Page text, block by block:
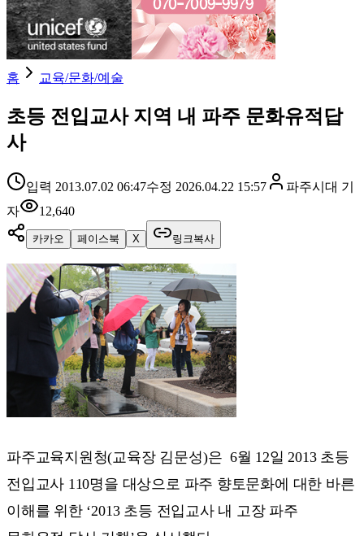
홈 교육/문화/예술
초등 전입교사 지역 내 파주 문화유적답
사
입력 2013.07.02 06:47수정 2026.04.22 15:57 파주시대 기
자
12,640
카카오 페이스북 X 링크복사
파주교육지원청(교육장 김문성)은 6월 12일 2013 초등
전입교사 110명을 대상으로 파주 향토문화에 대한 바른
이해를 위한 ‘2013 초등 전입교사 내 고장 파주